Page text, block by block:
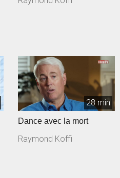
28 min
Dance avec la mort
Raymond Koffi